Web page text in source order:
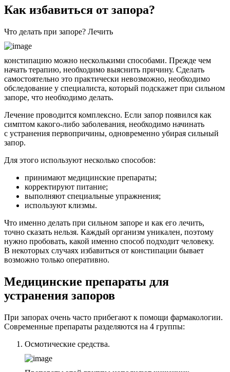
Как избавиться от запора?
Что делать при запоре? Лечить
констипацию можно несколькими способами. Прежде чем
начать терапию, необходимо выяснить причину. Сделать
самостоятельно это практически невозможно, необходимо
обследование у специалиста, который подскажет при сильном
запоре, что необходимо делать.
Лечение проводится комплексно. Если запор появился как
симптом какого-либо заболевания, необходимо начинать
с устранения первопричины, одновременно убирая сильный
запор.
Для этого используют несколько способов:
принимают медицинские препараты;
корректируют питание;
выполняют специальные упражнения;
используют клизмы.
Что именно делать при сильном запоре и как его лечить,
точно сказать нельзя. Каждый организм уникален, поэтому
нужно пробовать, какой именно способ подходит человеку.
В некоторых случаях избавиться от констипации бывает
возможно только оперативно.
Медицинские препараты для
устранения запоров
При запорах очень часто прибегают к помощи фармакологии.
Современные препараты разделяются на 4 группы:
Осмотические средства.